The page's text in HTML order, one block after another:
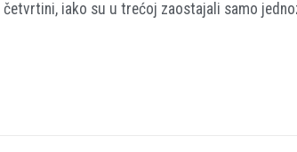
iako su u trećoj zaostajali samo